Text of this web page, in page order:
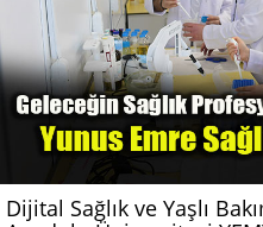
Dijital Sağlık ve Yaşlı